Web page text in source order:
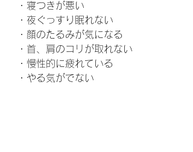
・寝つきが悪い
・夜ぐっすり眠れない
・顔のたるみが気になる
・首、肩のコリが取れない
・慢性的に疲れている
・やる気がでない